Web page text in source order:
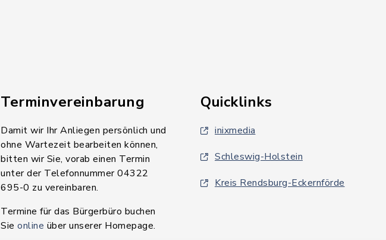
Terminvereinbarung
Damit wir Ihr Anliegen persönlich und
ohne Wartezeit bearbeiten können,
bitten wir Sie, vorab einen Termin
unter der Telefonnummer 04322
695-0 zu vereinbaren.
Termine für das Bürgerbüro buchen
Sie online über unserer Homepage.
Quicklinks
inixmedia
Schleswig-Holstein
Kreis Rendsburg-Eckernförde